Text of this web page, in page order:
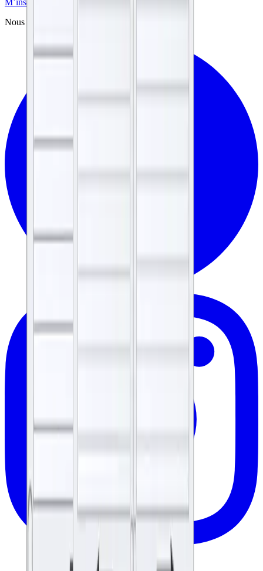
Nous suivre